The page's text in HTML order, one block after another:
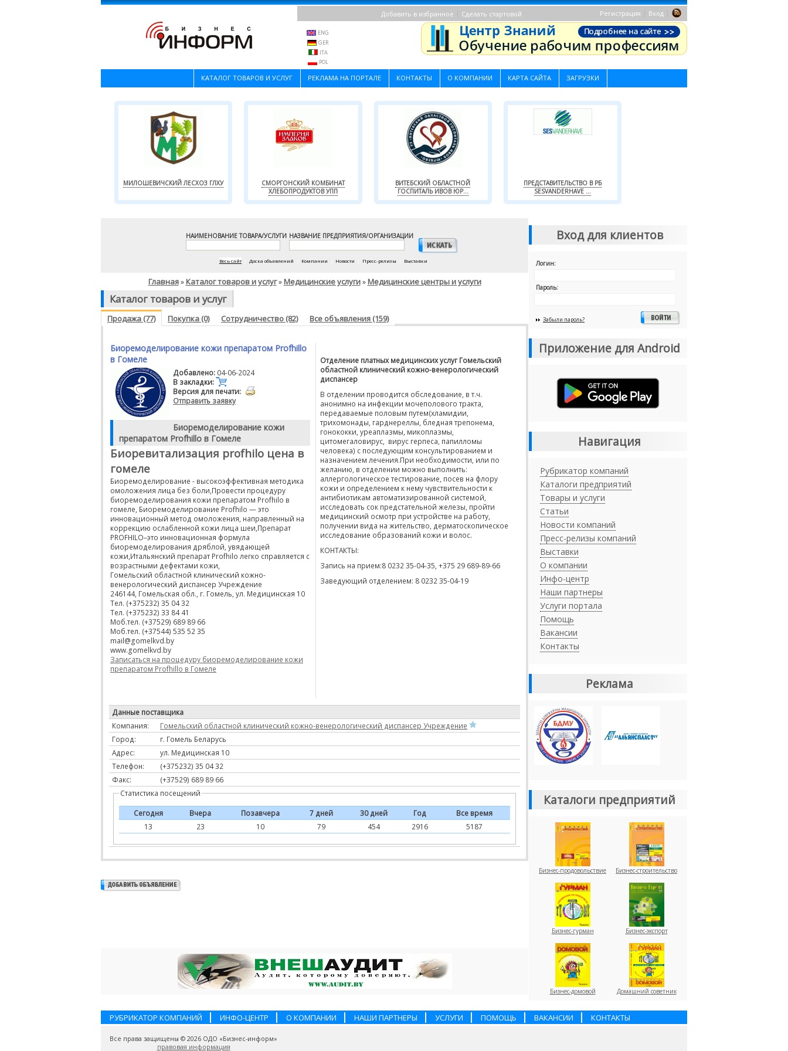
Регистрация Вход
Добавить в избранное Сделать стартовой
ENG
GER
ITA
POL
КАТАЛОГ ТОВАРОВ И УСЛУГ РЕКЛАМА НА ПОРТАЛЕ КОНТАКТЫ О КОМПАНИИ КАРТА САЙТА ЗАГРУЗКИ
МИЛОШЕВИЧСКИЙ ЛЕСХОЗ ГЛХУ
СМОРГОНСКИЙ КОМБИНАТ
ХЛЕБОПРОДУКТОВ УПП
ВИТЕБСКИЙ ОБЛАСТНОЙ
ГОСПИТАЛЬ ИВОВ ЮР...
ПРЕДСТАВИТЕЛЬСТВО В РБ
SESVANDERHAVE ...
НАИМЕНОВАНИЕ ТОВАРА/УСЛУГИ НАЗВАНИЕ ПРЕДПРИЯТИЯ/ОРГАНИЗАЦИИ
Весь сайт Доска объявлений Компании Новости Пресс-релизы Выставки
Главная» Каталог товаров и услуг» Медицинские услуги» Медицинские центры и услуги
Каталог товаров и услуг
Продажа (77) Покупка (0) Сотрудничество (82) Все объявления (159)
Биоремоделирование кожи препаратом Profhillo
в Гомеле
Добавлено: 04-06-2024
В закладки:
Версия для печати:
Отправить заявку
Биоремоделирование кожи
препаратом Profhillo в Гомеле
Биоревитализация profhilo цена в
гомеле
Биоремоделирование - высокоэффективная методика
омоложения лица без боли,Провести процедуру
биоремоделирования кожи препаратом Profhilo в
гомеле, Биоремоделирование Profhilo — это
инновационный метод омоложения, направленный на
коррекцию ослабленной кожи лица шеи,Препарат
PROFHILO–это инновационная формула
биоремоделирования дряблой, увядающей
кожи,Итальянский препарат Profhilo легко справляется с
возрастными дефектами кожи,
Гомельский областной клинический кожно-
венерологический диспансер Учреждение
246144, Гомельская обл., г. Гомель, ул. Медицинская 10
Тел. (+375232) 35 04 32
Тел. (+375232) 33 84 41
Моб.тел. (+37529) 689 89 66
Моб.тел. (+37544) 535 52 35
mail@gomelkvd.by
www.gomelkvd.by
Записаться на процедуру биоремоделирование кожи
препаратом Profhillo в Гомеле
Отделение платных медицинских услуг Гомельский
областной клинический кожно-венерологический
диспансер
В отделении проводится обследование, в т.ч.
анонимно на инфекции мочеполового тракта,
передаваемые половым путем(хламидии,
трихомонады, гарднереллы, бледная трепонема,
гонококки, уреаплазмы, микоплазмы,
цитомегаловирус, вирус герпеса, папилломы
человека) с последующим консультированием и
назначением лечения.При необходимости, или по
желанию, в отделении можно выполнить:
аллергологическое тестирование, посев на флору
кожи и определением к нему чувствительности к
антибиотикам автоматизированной системой,
исследовать сок предстательной железы, пройти
медицинский осмотр при устройстве на работу,
получении вида на жительство, дерматоскопическое
исследование образований кожи и волос.
КОНТАКТЫ:
Запись на прием:8 0232 35-04-35, +375 29 689-89-66
Заведующий отделением: 8 0232 35-04-19
Данные поставщика
Компания:
Гомельский областной клинический кожно-венерологический диспансер Учреждение
Город:
г. Гомель Беларусь
Адрес:
ул. Медицинская 10
Телефон:
(+375232) 35 04 32
Факс:
(+37529) 689 89 66
Статистика посещений
Сегодня Вчера Позавчера 7 дней 30 дней Год
Все время
13
23 10 79 454 2916 5187
Вход для клиентов
Логин:
Пароль:
Забыли пароль?
Приложение для Android
Навигация
Рубрикатор компаний
Каталоги предприятий
Товары и услуги
Статьи
Новости компаний
Пресс-релизы компаний
Выставки
О компании
Инфо-центр
Наши партнеры
Услуги портала
Помощь
Вакансии
Контакты
Реклама
Каталоги предприятий
Бизнес-продовольствие Бизнес-строительство
Бизнес-гурман Бизнес-экспорт
Бизнес-домовой Домашний советник
РУБРИКАТОР КОМПАНИЙ ИНФО-ЦЕНТР О КОМПАНИИ НАШИ ПАРТНЕРЫ УСЛУГИ ПОМОЩЬ ВАКАНСИИ КОНТАКТЫ
Все права защищены © 2026 ОДО «Бизнес-информ»
правовая информация